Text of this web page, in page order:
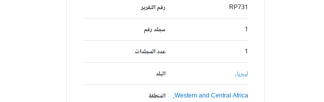
رقم التقرير RP731
مجلد رقم 1
عدد المجلدات 1
البلد ليبريا,
المنطقة Western and Central Africa,